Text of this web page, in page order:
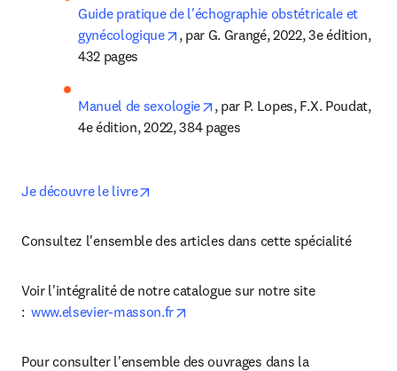
Guide pratique de l'échographie obstétricale et
gynécologique
opens in new tab/window
, par G. Grangé, 2022, 3e édition,
432 pages
Manuel de sexologie opens in new tab/window
, par P. Lopes, F.X. Poudat,
4e édition, 2022, 384 pages
Je découvre le livre
Consultez l'ensemble des articles dans cette spécialité
Voir l'intégralité de notre catalogue sur notre site
: www.elsevier-masson.fr
Pour consulter l'ensemble des ouvrages dans la